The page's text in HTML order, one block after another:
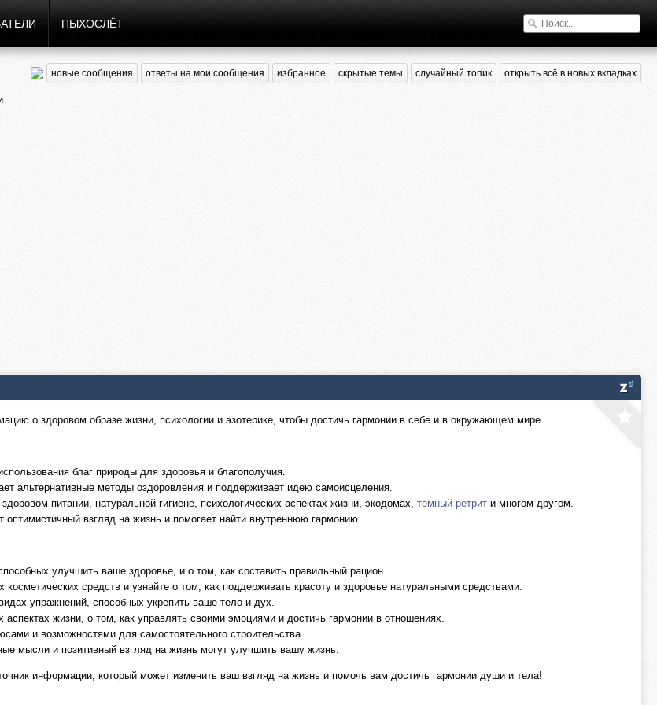
ПЫХОСЛЁТ
новые сообщения ответы на мои сообщения избранное скрытые темы случайный топик открыть всё в новых вкладках
о здоровом образе жизни, психологии и эзотерике, чтобы достичь гармонии в себе и в окружающем мире.
благ природы для здоровья и благополучия.
альтернативные методы оздоровления и поддерживает идею самоисцеления.
питании, натуральной гигиене, психологических аспектах жизни, экодомах, темный ретрит и многом другом.
взгляд на жизнь и помогает найти внутреннюю гармонию.
улучшить ваше здоровье, и о том, как составить правильный рацион.
косметических средств и узнайте о том, как поддерживать красоту и здоровье натуральными средствами.
упражнений, способных укрепить ваше тело и дух.
аспектах жизни, о том, как управлять своими эмоциями и достичь гармонии в отношениях.
и возможностями для самостоятельного строительства.
мысли и позитивный взгляд на жизнь могут улучшить вашу жизнь.
информации, который может изменить ваш взгляд на жизнь и помочь вам достичь гармонии души и тела!